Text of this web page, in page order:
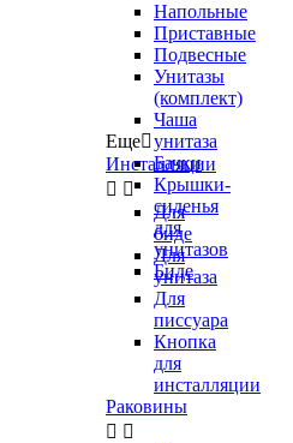
Напольные
Приставные
Подвесные
Унитазы
(комплект)
Чаша
унитаза
Бачки
Крышки-
сиденья
для
унитазов
Биде
Еще
Инсталляции
 
Для
биде
Для
унитаза
Для
писсуара
Кнопка
для
инсталляции
Раковины
 